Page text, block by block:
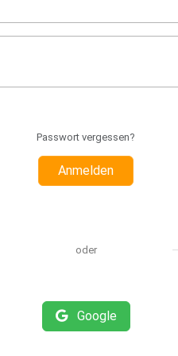
Passwort vergessen?
Anmelden
oder
Google